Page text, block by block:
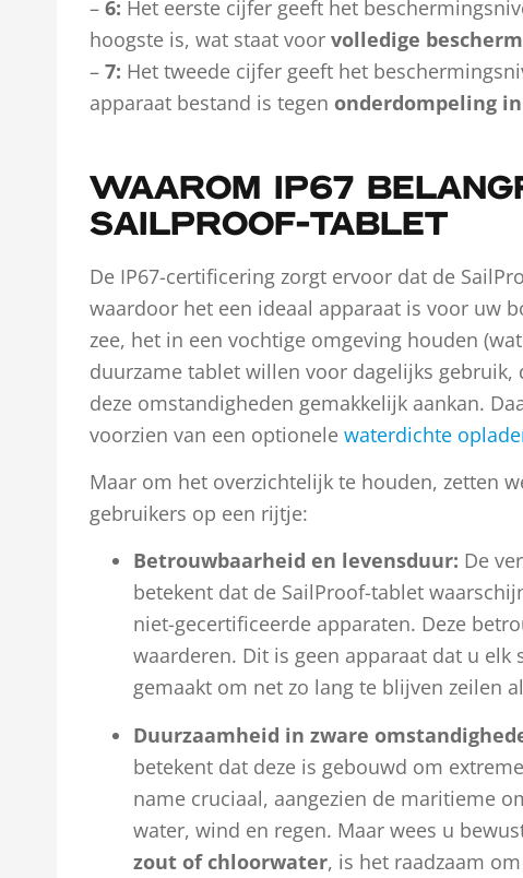
– 6: Het eerste cijfer geeft het
hoogste is, wat staat voor volledige
– 7: Het tweede cijfer geeft het
apparaat bestand is tegen onderdompeling
WAAROM IP67
SAILPROOF-TABLET
De IP67-certificering zorgt ervoor dat de
waardoor het een ideaal apparaat is voor uw
zee, het in een vochtige omgeving houden
duurzame tablet willen voor dagelijks
deze omstandigheden gemakkelijk aankan.
voorzien van een optionele waterdichte
Maar om het overzichtelijk te houden, zetten
gebruikers op een rijtje:
Betrouwbaarheid en levensduur: De
betekent dat de SailProof-tablet
niet-gecertificeerde apparaten. Deze
waarderen. Dit is geen apparaat dat u
gemaakt om net zo lang te blijven zeilen
Duurzaamheid in zware
betekent dat deze is gebouwd om
name cruciaal, aangezien de maritieme
water, wind en regen. Maar wees u
zout of chloorwater, is het raadzaam